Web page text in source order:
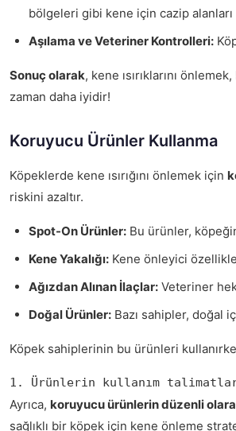
bölgeleri gibi kene için cazip
Aşılama ve Veteriner Kontrolleri:
Sonuç olarak, kene ısırıklarını
zaman daha iyidir!
Koruyucu Ürünler Kullanma
Köpeklerde kene ısırığını önlemek için
riskini azaltır.
Spot-On Ürünler: Bu ürünler,
Kene Yakalığı: Kene önleyici
Ağızdan Alınan İlaçlar: Veteriner
Doğal Ürünler: Bazı sahipler, doğal
Köpek sahiplerinin bu ürünleri
1. Ürünlerin kullanım
Ayrıca, koruyucu ürünlerin düzenli
sağlıklı bir köpek için kene önleme